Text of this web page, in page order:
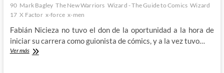
90 Mark Bagley The New Warriors Wizard - The Guide to Comics Wizard
17 X Factor x-force x-men
Fabián Nicieza no tuvo el don de la oportunidad a la hora de
iniciar su carrera como guionista de cómics, y a la vez tuvo…
Ver másNicieza